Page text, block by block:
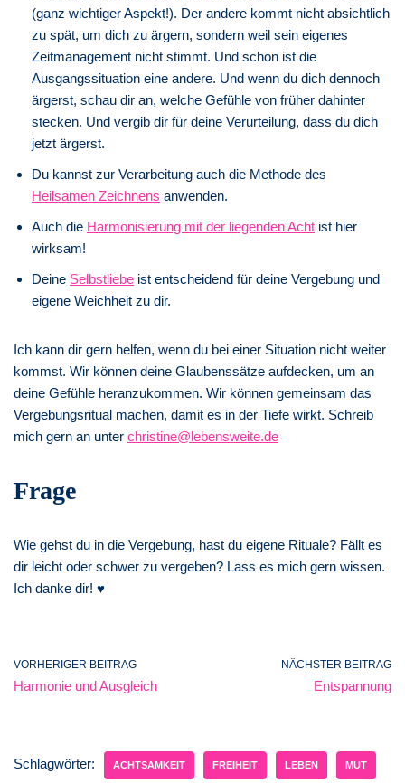
(ganz wichtiger Aspekt!). Der andere kommt nicht absichtlich
zu spät, um dich zu ärgern, sondern weil sein eigenes
Zeitmanagement nicht stimmt. Und schon ist die
Ausgangssituation eine andere. Und wenn du dich dennoch
ärgerst, schau dir an, welche Gefühle von früher dahinter
stecken. Und vergib dir für deine Verurteilung, dass du dich
jetzt ärgerst.
Du kannst zur Verarbeitung auch die Methode des
Heilsamen Zeichnens anwenden.
Auch die Harmonisierung mit der liegenden Acht ist hier
wirksam!
Deine Selbstliebe ist entscheidend für deine Vergebung und
eigene Weichheit zu dir.
Ich kann dir gern helfen, wenn du bei einer Situation nicht weiter
kommst. Wir können deine Glaubenssätze aufdecken, um an
deine Gefühle heranzukommen. Wir können gemeinsam das
Vergebungsritual machen, damit es in der Tiefe wirkt. Schreib
mich gern an unter christine@lebensweite.de
Frage
Wie gehst du in die Vergebung, hast du eigene Rituale? Fällt es
dir leicht oder schwer zu vergeben? Lass es mich gern wissen.
Ich danke dir! ♥
VORHERIGER BEITRAG
Harmonie und Ausgleich
NÄCHSTER BEITRAG
Entspannung
Schlagwörter: ACHTSAMKEIT FREIHEIT LEBEN MUT